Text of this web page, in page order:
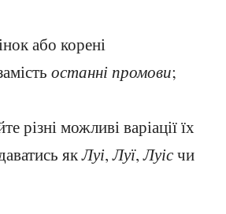
або корені
останні промови;
різні можливі варіації їх
якЛуі,Луї,Луісчи